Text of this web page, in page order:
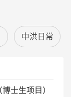
中洪日常
士生项目）